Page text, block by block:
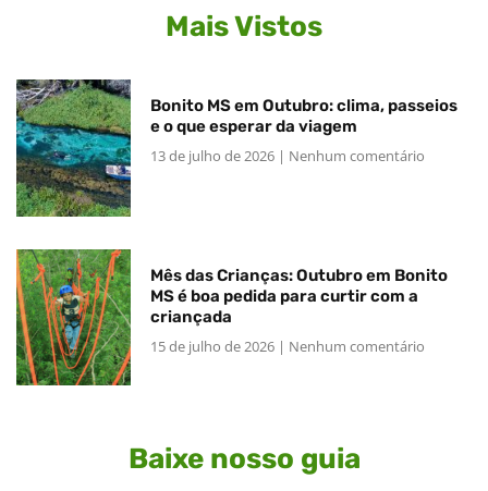
Mais Vistos
Bonito MS em Outubro: clima, passeios
e o que esperar da viagem
13 de julho de 2026
Nenhum comentário
Mês das Crianças: Outubro em Bonito
MS é boa pedida para curtir com a
criançada
15 de julho de 2026
Nenhum comentário
Baixe nosso guia